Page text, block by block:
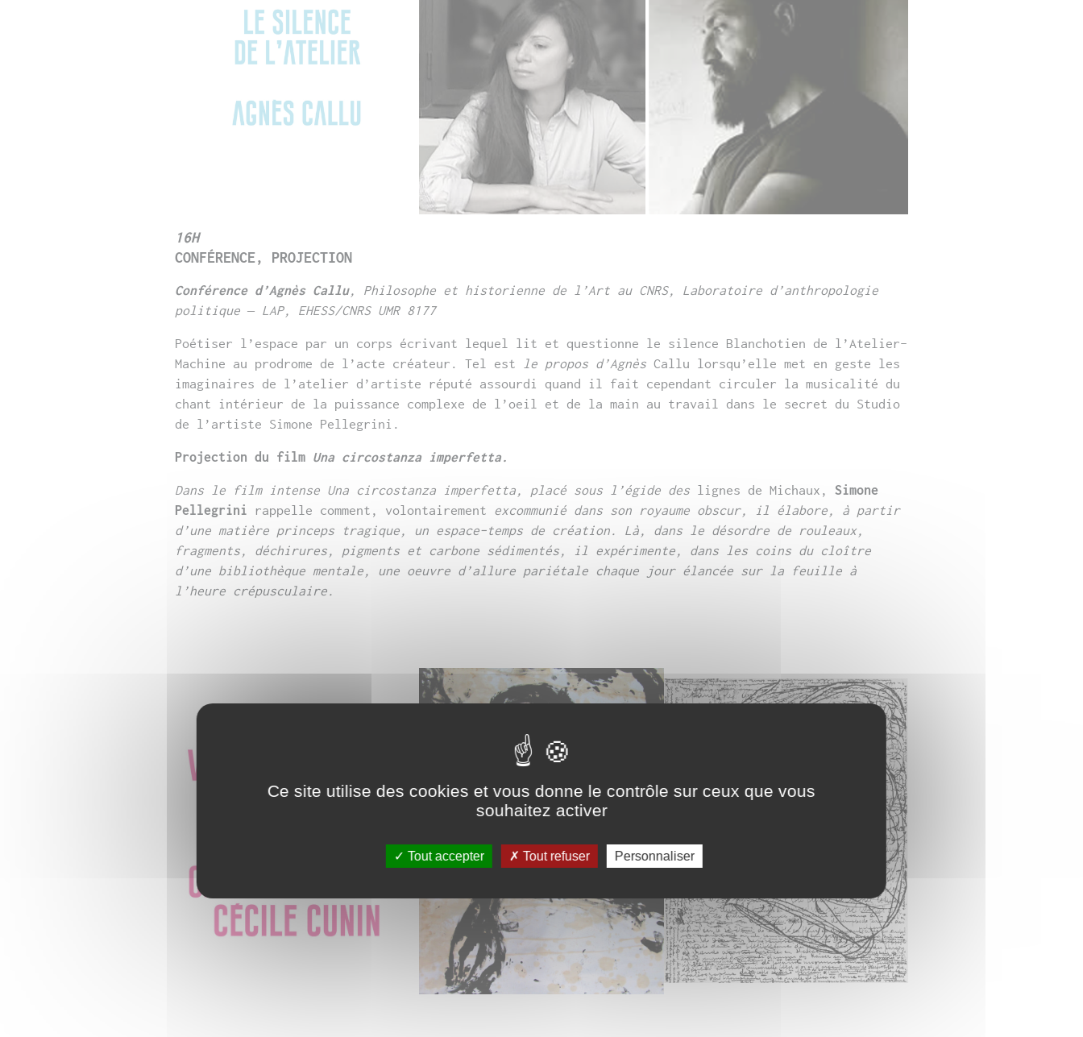
16H
CONFÉRENCE, PROJECTION
Conférence d’Agnès Callu, Philosophe et historienne de l’Art au CNRS,
Laboratoire d’anthropologie
politique – LAP, EHESS/CNRS UMR 8177
Poétiser l’espace par un corps écrivant lequel lit et questionne le silence Blanchotien de l’Atelier-
Machine au prodrome de l’acte créateur. Tel est
le propos d’Agnès Callu lorsqu’elle met en geste les
imaginaires de l’atelier d’artiste réputé assourdi quand il fait cependant circuler la musicalité du
chant intérieur de la puissance complexe de l’oeil et de la main au travail dans le secret du Studio
de l’artiste Simone Pellegrini.
Projection du film Una circostanza imperfetta.
Dans le film intense Una circostanza imperfetta, placé sous l’égide des lignes de Michaux, Simone
Pellegrini
rappelle comment, volontairement excommunié dans son royaume obscur, il élabore, à partir
d’une matière princeps tragique, un espace-temps de création. Là, dans le désordre de rouleaux,
fragments, déchirures, pigments et carbone sédimentés, il
expérimente, dans les coins du cloître
d’une bibliothèque mentale, une oeuvre d’allure pariétale chaque jour élancée sur la feuille à
l’heure crépusculaire.
Ce site utilise des cookies et vous donne le contrôle sur ceux que vous
souhaitez activer
Tout accepter Tout refuser Personnaliser